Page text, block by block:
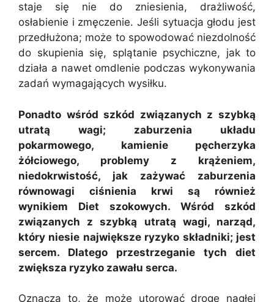
staje się nie do zniesienia, drażliwość,
osłabienie i zmęczenie. Jeśli sytuacja głodu jest
przedłużona; może to spowodować niezdolność
do skupienia się, splątanie psychiczne, jak to
działa a nawet omdlenie podczas wykonywania
zadań wymagających wysiłku.
Ponadto wśród szkód związanych z szybką
utratą wagi; zaburzenia układu
pokarmowego, kamienie pęcherzyka
żółciowego, problemy z krążeniem,
niedokrwistość, jak zażywać zaburzenia
równowagi ciśnienia krwi są również
wynikiem Diet szokowych. Wśród szkód
związanych z szybką utratą wagi, narząd,
który niesie największe ryzyko składniki; jest
sercem. Dlatego przestrzeganie tych diet
zwiększa ryzyko zawału serca.
Oznacza to, że może utorować drogę nagłej